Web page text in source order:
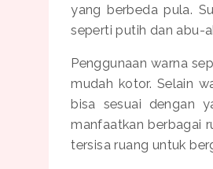
yang berbeda pula.
seperti putih dan abu-
Penggunaan warna
mudah kotor. Selain
bisa sesuai dengan
manfaatkan berbagai
tersisa ruang untuk